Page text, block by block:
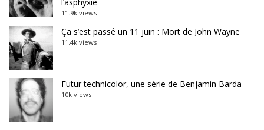
11.9k views
Ça s’est passé un 11 juin : Mort de John Wayne
11.4k views
Futur technicolor, une série de Benjamin Barda
10k views